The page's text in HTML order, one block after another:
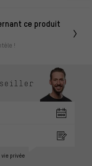
ce produit
!
privée